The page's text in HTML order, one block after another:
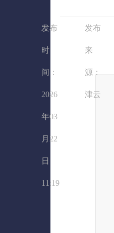
发布
时
间：
2026
年03
月22
日
11:19
发布
来
源：
津云